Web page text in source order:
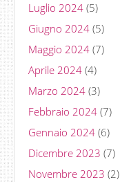
Luglio 2024 (5)
Giugno 2024 (5)
Maggio 2024 (7)
Aprile 2024 (4)
Marzo 2024 (3)
Febbraio 2024 (7)
Gennaio 2024 (6)
Dicembre 2023 (7)
Novembre 2023 (2)